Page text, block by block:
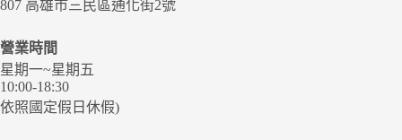
807 高雄市三民區通化街2號
營業時間
星期一~星期五
10:00-18:30
依照國定假日休假)